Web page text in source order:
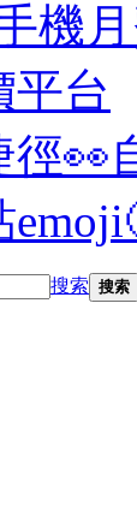
機
平台
徑👀
搜索 搜索